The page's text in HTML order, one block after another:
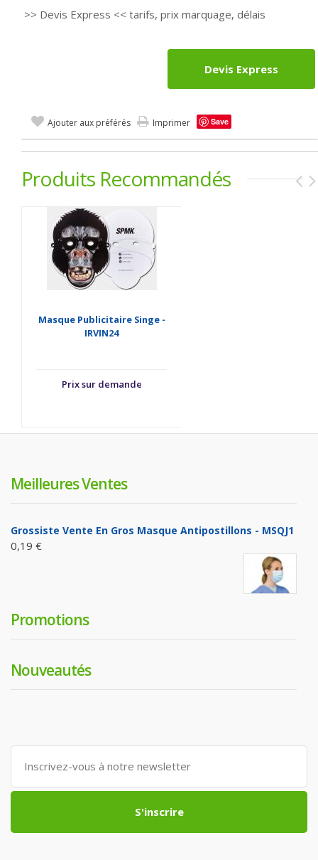
>> Devis Express << tarifs, prix marquage, délais
Devis Express
Ajouter aux préférés Imprimer Save
Produits Recommandés
Masque Publicitaire Singe -
IRVIN24
Prix sur demande
Meilleures Ventes
Grossiste Vente En Gros Masque Antipostillons - MSQJ1
0,19 €
Promotions
Nouveautés
S'inscrire